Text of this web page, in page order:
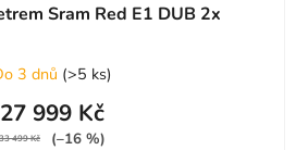
Sram Red E1 DUB 2x
3 dnů (>5 ks)
27 999 Kč
33 499 Kč (–16 %)